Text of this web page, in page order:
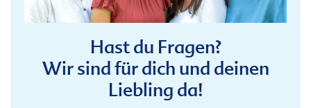
Hast du Fragen?
Wir sind für dich und deinen
Liebling da!